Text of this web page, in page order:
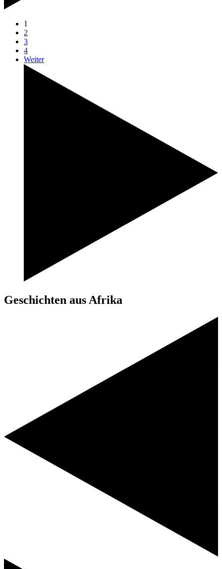
1
2
3
4
Weiter
Geschichten aus Afrika